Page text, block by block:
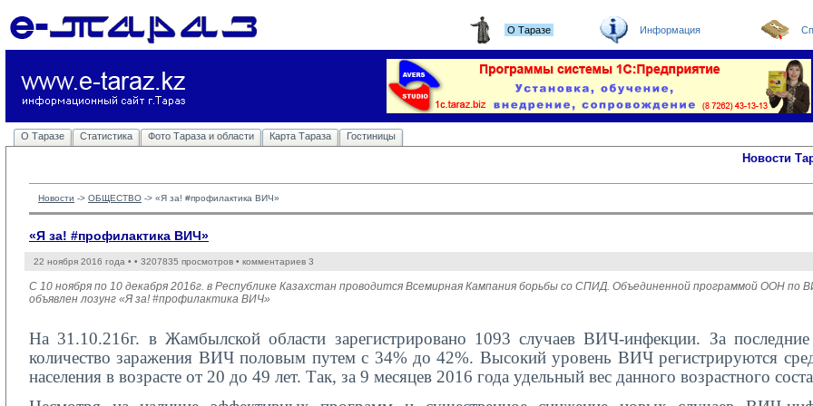
О Таразе Информация
О Таразе Статистика Фото Тараза и области Карта Тараза Гостиницы
Новости
Новости -> ОБЩЕСТВО -> «Я за! #профилактика ВИЧ»
«Я за! #профилактика ВИЧ»
22 ноября 2016 года • • 3207835 просмотров • комментариев 3
С 10 ноября по 10 декабря 2016г. в Республике Казахстан проводится Всемирная Кампания борьбы со СПИД. Объединенной программой ООН
объявлен лозунг «Я за! #профилактика ВИЧ»
На 31.10.216г. в Жамбылской области зарегистрировано 1093 случаев ВИЧ-инфекции. За
количество заражения ВИЧ половым путем с 34% до 42%. Высокий уровень ВИЧ регистрируются
населения в возрасте от 20 до 49 лет. Так, за 9 месяцев 2016 года удельный вес данного возрастного